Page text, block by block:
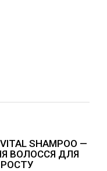
SHAMPOO —
ВОЛОССЯ ДЛЯ